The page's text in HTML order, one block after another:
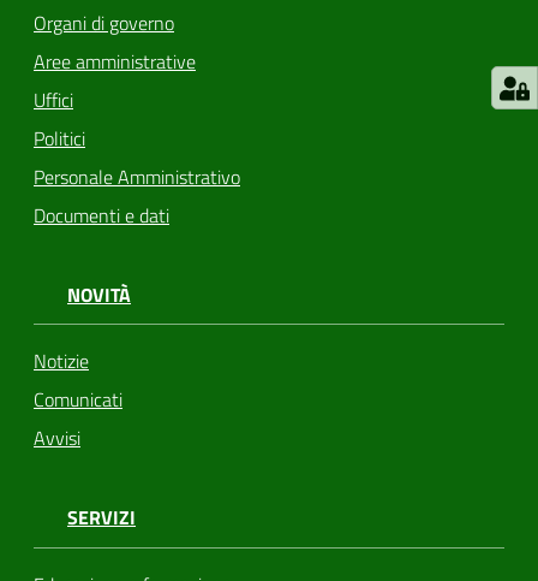
Organi di governo
Aree amministrative
Uffici
Politici
Personale Amministrativo
Documenti e dati
NOVITÀ
Notizie
Comunicati
Avvisi
SERVIZI